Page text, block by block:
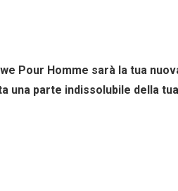
Pour Homme sarà la tua
una parte indissolubile della